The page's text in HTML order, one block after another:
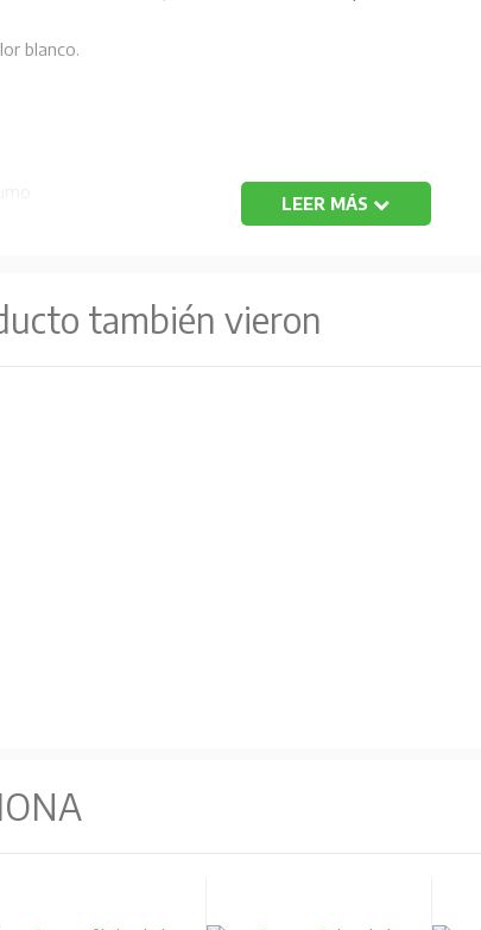
blanco.
LEER MÁS
también vieron